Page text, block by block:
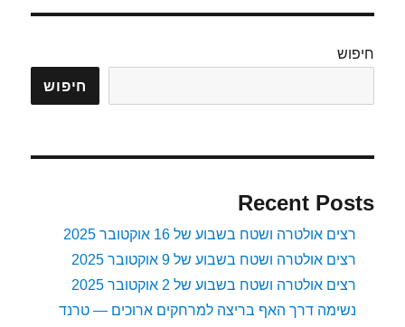
חיפוש
חיפוש
Recent Posts
רצים אולטרה ושטח בשבוע של 16 אוקטובר 2025
רצים אולטרה ושטח בשבוע של 9 אוקטובר 2025
רצים אולטרה ושטח בשבוע של 2 אוקטובר 2025
נשימה דרך האף בריצה למרחקים ארוכים — טרנד